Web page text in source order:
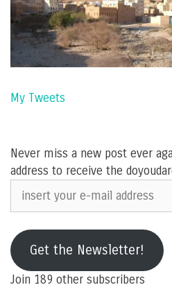
My Tweets
Never miss a new post ever
address to receive the
insert
your
mail
addressGet the Newsletter!
Join 189 other subscribers